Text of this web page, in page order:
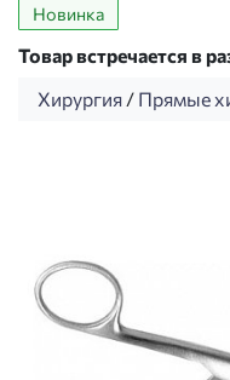
Новинка
Товар встречается в
Хирургия / Прямые